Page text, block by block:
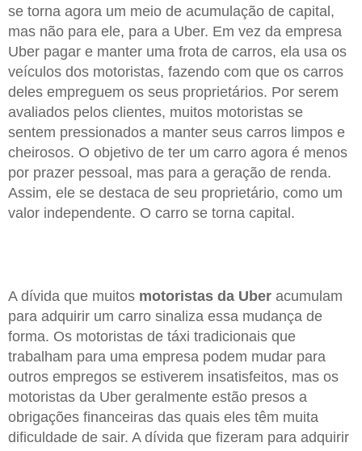
se torna agora um meio de acumulação de capital,
mas não para ele, para a Uber. Em vez da empresa
Uber pagar e manter uma frota de carros, ela usa os
veículos dos motoristas, fazendo com que os carros
deles empreguem os seus proprietários. Por serem
avaliados pelos clientes, muitos motoristas se
sentem pressionados a manter seus carros limpos e
cheirosos. O objetivo de ter um carro agora é menos
por prazer pessoal, mas para a geração de renda.
Assim, ele se destaca de seu proprietário, como um
valor independente. O carro se torna capital.
A dívida que muitos motoristas da Uber acumulam
para adquirir um carro sinaliza essa mudança de
forma. Os motoristas de táxi tradicionais que
trabalham para uma empresa podem mudar para
outros empregos se estiverem insatisfeitos, mas os
motoristas da Uber geralmente estão presos a
obrigações financeiras das quais eles têm muita
dificuldade de sair. A dívida que fizeram para adquirir